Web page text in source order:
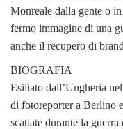
Monreale dalla gente o
fermo immagine di una
anche il recupero di
BIOGRAFIA
Esiliato dall’Ungheria
di fotoreporter a Berlino
scattate durante la